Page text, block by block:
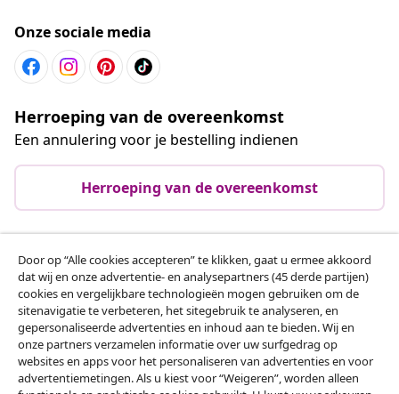
Onze sociale media
Herroeping van de overeenkomst
Een annulering voor je bestelling indienen
Herroeping van de overeenkomst
Klantenservice
Zakelijk
vidaXL
Door op “Alle cookies accepteren” te klikken, gaat u ermee akkoord
dat wij en onze advertentie- en analysepartners (45 derde partijen)
cookies en vergelijkbare technologieën mogen gebruiken om de
sitenavigatie te verbeteren, het sitegebruik te analyseren, en
gepersonaliseerde advertenties en inhoud aan te bieden. Wij en
onze partners verzamelen informatie over uw surfgedrag op
websites en apps voor het personaliseren van advertenties en voor
advertentiemetingen. Als u kiest voor “Weigeren”, worden alleen